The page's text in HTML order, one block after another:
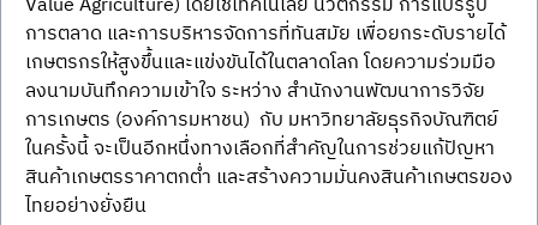
การตลาด และการบริหารจัดการที่ทันสมัย เพื่อยกระดับรายได้
เกษตรกรให้สูงขึ้นและแข่งขันได้ในตลาดโลก โดยความร่วมมือ
ลงนามบันทึกความเข้าใจ ระหว่าง สำนักงานพัฒนาการวิจัย
การเกษตร (องค์การมหาชน)  กับ มหาวิทยาลัยธุรกิจบัณฑิตย์
ในครั้งนี้ จะเป็นอีกหนึ่งทางเลือกที่สำคัญในการช่วยแก้ปัญหา
สินค้าเกษตรราคาตกต่ำ และสร้างความมั่นคงสินค้าเกษตรของ
ไทยอย่างยั่งยืน